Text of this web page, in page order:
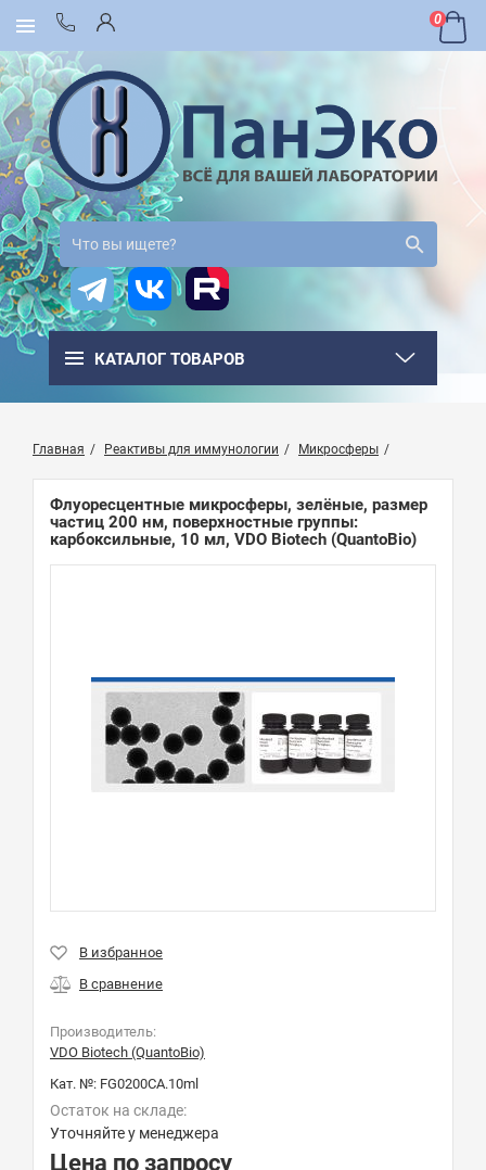
0
КАТАЛОГ ТОВАРОВ
Главная Реактивы для иммунологии Микросферы
Флуоресцентные микросферы, зелёные, размер
частиц 200 нм, поверхностные группы:
карбоксильные, 10 мл, VDO Biotech (QuantoBio)
Производитель:
VDO Biotech (QuantoBio)
Кат. №: FG0200CA.10ml
Остаток на складе:
Уточняйте у менеджера
Цена по запросу